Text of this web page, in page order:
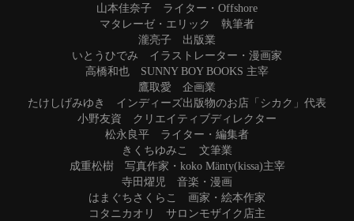
山本佳奈子 ライター・Offshore
マタレーゼ・エリック 執筆者
瀧亮子 出版業
いとうひでみ イラストレーター・漫画家
高橋和也 SUNNY BOY BOOKS 主宰
鷹取愛 企画業
たけしげみゆき インディーズ出版物のお店「シカク」代表
小野友資 クリエイティブディレクター
松永良平 ライター・編集者
きくちゆみこ 文筆業
成重松樹 写真作家・koko Mänty(kissa)主宰
寺田燿児 音楽・漫画
はまぐちさくらこ 画家・絵本作家
コタニカオリ サロンモザイク店主